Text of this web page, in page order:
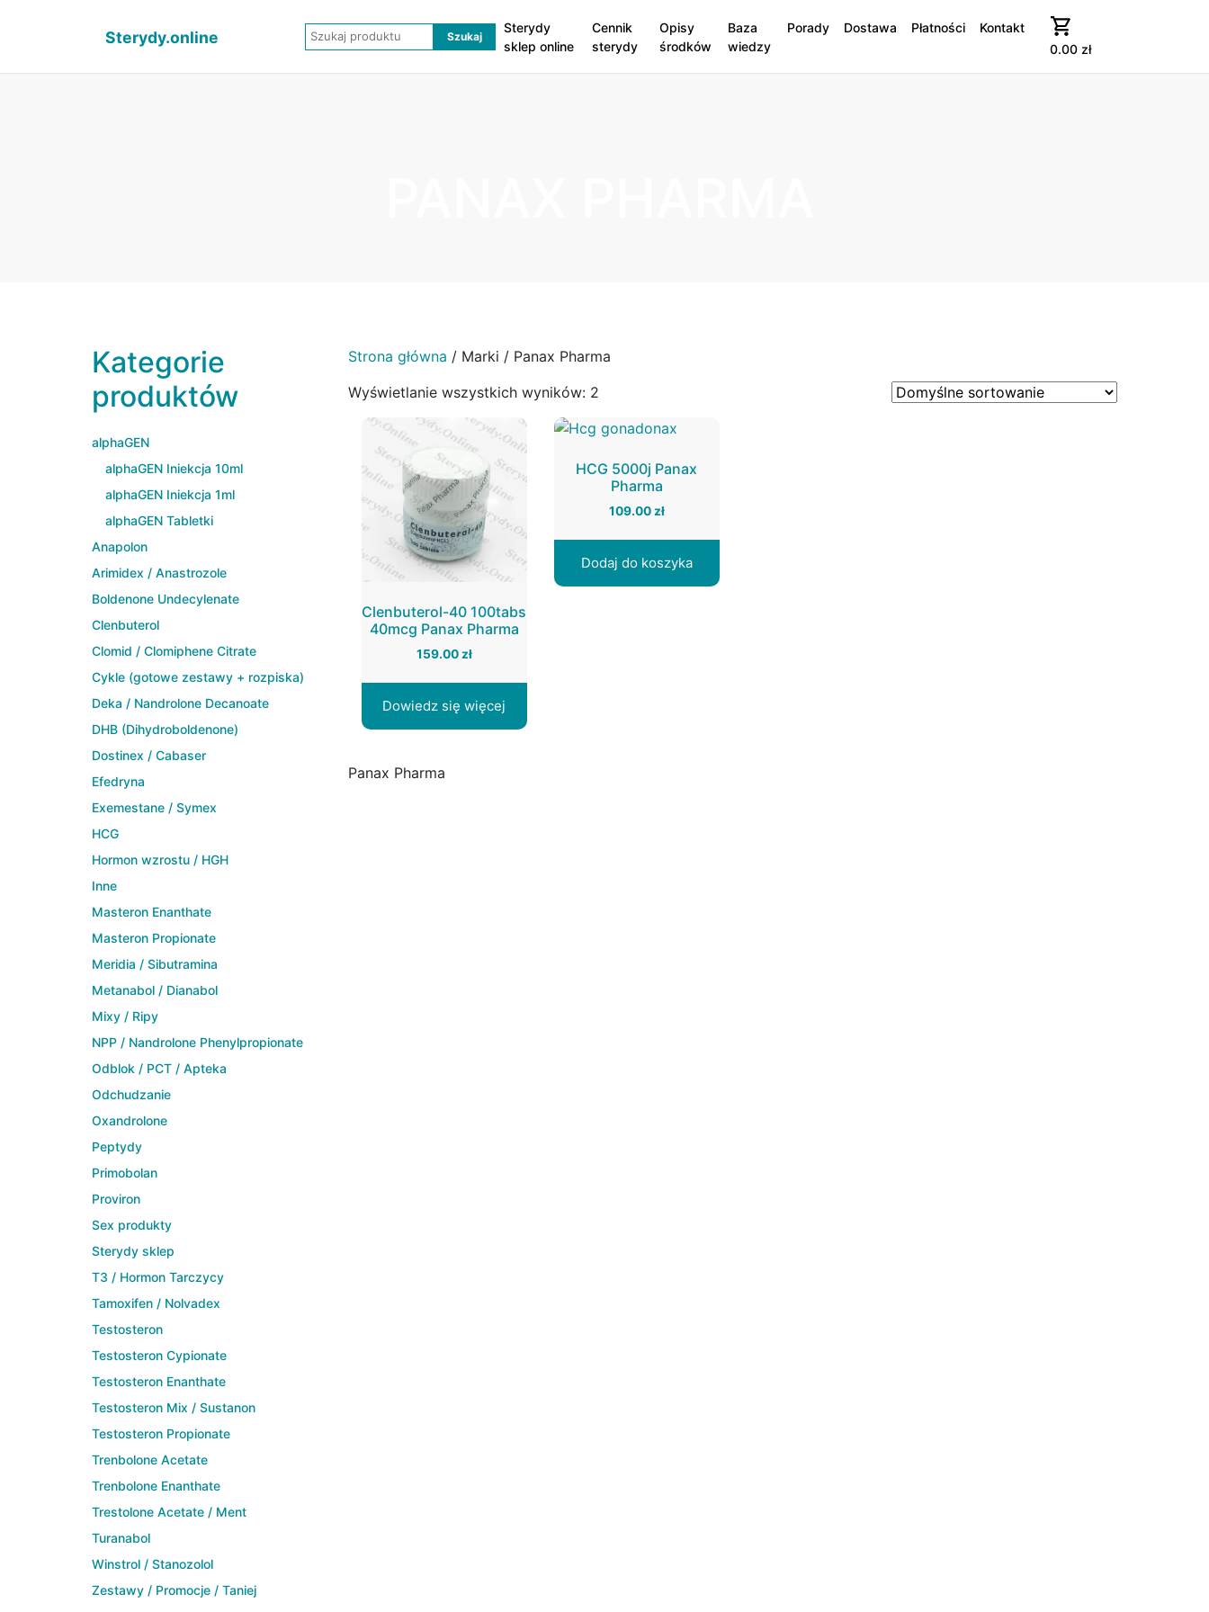
Sterydy.online
Sterydy
sklep online
Cennik
sterydy
Opisy
środków
Baza
wiedzy
Porady Dostawa Płatności
Kontakt
0.00 zł
Strona główna / Marki / Panax Pharma
Wyświetlanie wszystkich wyników: 2
Clenbuterol-40 100tabs
40mcg Panax Pharma
159.00zł
Dowiedz się więcej
HCG 5000j Panax
Pharma
109.00 zł
Dodaj do koszyka
Panax Pharma
Kategorie
produktów
alphaGEN
alphaGEN Iniekcja 10ml
alphaGEN Iniekcja 1ml
alphaGEN Tabletki
Anapolon
Arimidex / Anastrozole
Boldenone Undecylenate
Clenbuterol
Clomid / Clomiphene Citrate
Cykle (gotowe zestawy + rozpiska)
Deka / Nandrolone Decanoate
DHB (Dihydroboldenone)
Dostinex / Cabaser
Efedryna
Exemestane / Symex
HCG
Hormon wzrostu / HGH
Inne
Masteron Enanthate
Masteron Propionate
Meridia / Sibutramina
Metanabol / Dianabol
Mixy / Ripy
NPP / Nandrolone Phenylpropionate
Odblok / PCT / Apteka
Odchudzanie
Oxandrolone
Peptydy
Primobolan
Proviron
Sex produkty
Sterydy sklep
T3 / Hormon Tarczycy
Tamoxifen / Nolvadex
Testosteron
Testosteron Cypionate
Testosteron Enanthate
Testosteron Mix / Sustanon
Testosteron Propionate
Trenbolone Acetate
Trenbolone Enanthate
Trestolone Acetate / Ment
Turanabol
Winstrol / Stanozolol
Zestawy / Promocje / Taniej